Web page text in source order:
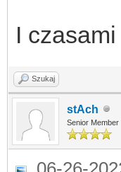
I
Szukaj
stAch
Senior Member